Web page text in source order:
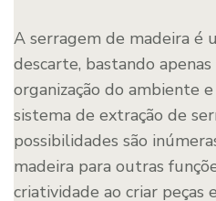
A serragem de madeira é
descarte, bastando
organização do ambiente
sistema de extração de
possibilidades são
madeira para outras
criatividade ao criar peças e